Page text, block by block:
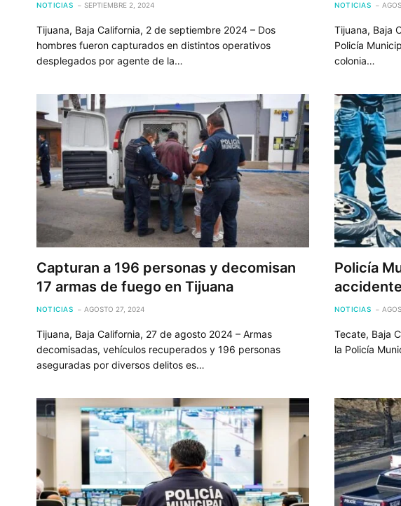
NOTICIAS SEPTIEMBRE 2, 2024
Tijuana, Baja California, 2 de septiembre 2024 – Dos
hombres fueron capturados en distintos operativos
desplegados por agente de la…
NOTICIAS
Tijuana, Baja
Policía
colonia…
Capturan a 196 personas y decomisan
17 armas de fuego en Tijuana
NOTICIAS AGOSTO 27, 2024
Tijuana, Baja California, 27 de agosto 2024 – Armas
decomisadas, vehículos recuperados y 196 personas
aseguradas por diversos delitos es…
Policía
NOTICIAS
Tecate, Baja
la Policía